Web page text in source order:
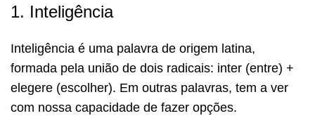
1. Inteligência
Inteligência é uma palavra de origem latina,
formada pela união de dois radicais: inter (entre) +
elegere (escolher). Em outras palavras, tem a ver
com nossa capacidade de fazer opções.